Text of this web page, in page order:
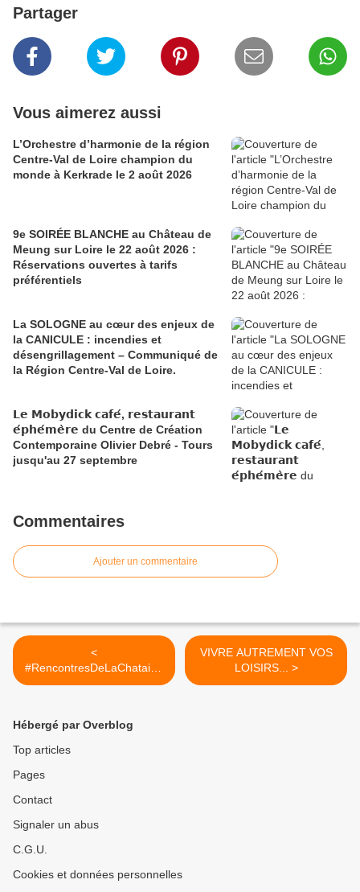
Partager
Vous aimerez aussi
L’Orchestre d’harmonie de la région
Centre-Val de Loire champion du
monde à Kerkrade le 2 août 2026
9e SOIRÉE BLANCHE au Château de
Meung sur Loire le 22 août 2026 :
Réservations ouvertes à tarifs
préférentiels
La SOLOGNE au cœur des enjeux de
la CANICULE : incendies et
désengrillagement – Communiqué de
la Région Centre-Val de Loire.
𝗟𝗲 𝗠𝗼𝗯𝘆𝗱𝗶𝗰𝗸 𝗰𝗮𝗳𝗲́, 𝗿𝗲𝘀𝘁𝗮𝘂𝗿𝗮𝗻𝘁
𝗲́𝗽𝗵𝗲́𝗺𝗲̀𝗿𝗲 du Centre de Création
Contemporaine Olivier Debré - Tours
jusqu'au 27 septembre
Commentaires
Ajouter un commentaire
<
#RencontresDeLaChataign
eraie 4 octobre 2015...
VIVRE AUTREMENT VOS
LOISIRS... >
Hébergé par Overblog
Top articles
Pages
Contact
Signaler un abus
C.G.U.
Cookies et données personnelles